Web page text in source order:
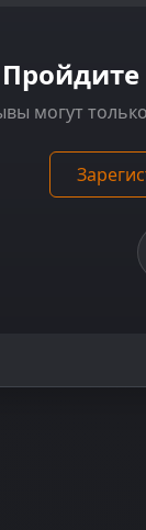
могут